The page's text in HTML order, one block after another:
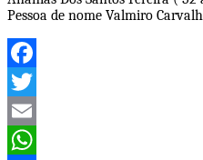
Pessoa de nome Valmiro
Facebook
Twitter
Email